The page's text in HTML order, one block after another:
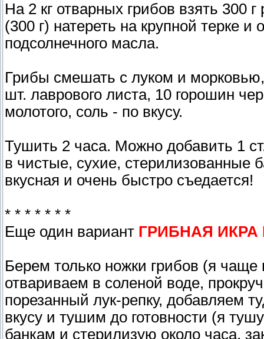
На 2 кг отварных грибов взять 300
(300 г) натереть на крупной терке
подсолнечного масла.
Грибы смешать с луком и
шт. лаврового листа, 10 горошин
молотого, соль - по вкусу.
Тушить 2 часа. Можно добавить 1
в чистые, сухие, стерилизованные
вкусная и очень быстро съедается!
* * * * * * *
Еще один вариант ГРИБНАЯ
Берем только ножки грибов (я
отвариваем в соленой воде,
порезанный лук-репку, добавляем
вкусу и тушим до готовности (я
банкам и стерилизую около часа,